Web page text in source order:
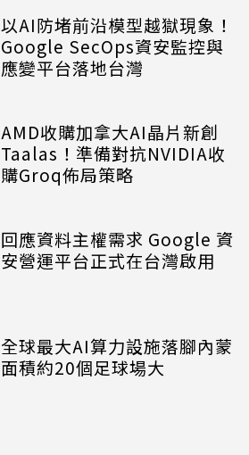
以AI防堵前沿模型越獄現象！
Google SecOps資安監控與
應變平台落地台灣
AMD收購加拿大AI晶片新創
Taalas！準備對抗NVIDIA收
購Groq佈局策略
回應資料主權需求 Google 資
安營運平台正式在台灣啟用
全球最大AI算力設施落腳內蒙
面積約20個足球場大